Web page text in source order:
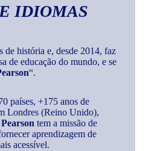
IDIOMAS
de história e, desde 2014, faz
de educação do mundo, e se
“.
países, +175 anos de
Londres (Reino Unido),
tem a missão de
aprendizagem de
acessível.